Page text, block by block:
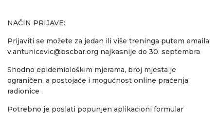
NAČIN PRIJAVE:
Prijaviti se možete za jedan ili više treninga putem emaila:
v.antunicevic@bscbar.org najkasnije do 30. septembra
Shodno epidemiološkim mjerama, broj mjesta je
ograničen, a postojaće i mogućnost online praćenja
radionice .
Potrebno je poslati popunjen aplikacioni formular